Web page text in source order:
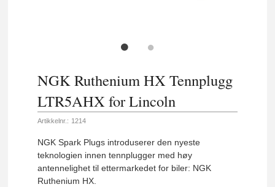
NGK Ruthenium HX Tennplugg
LTR5AHX for Lincoln
Artikkelnr.: 1214
NGK Spark Plugs introduserer den nyeste
teknologien innen tennplugger med høy
antennelighet til ettermarkedet for biler: NGK
Ruthenium HX.